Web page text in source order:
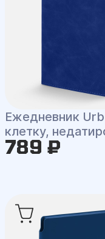
Ежедневник
клетку,
789 ₽